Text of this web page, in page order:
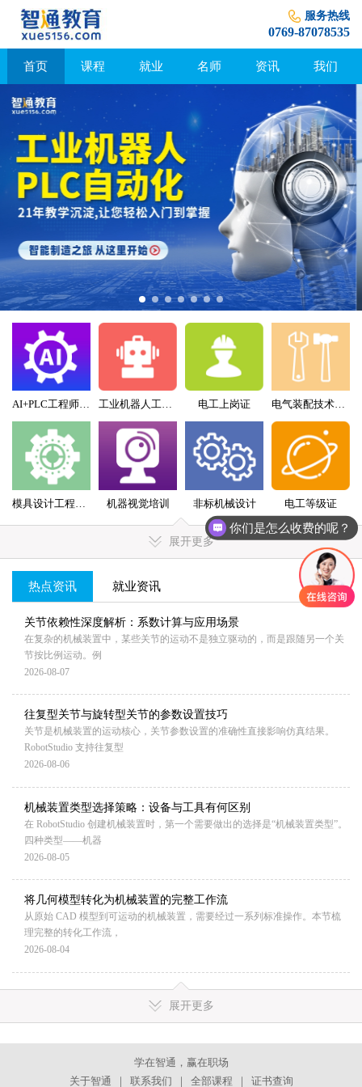
服务热线
0769-87078535
首页 课程 就业 名师 资讯 我们
AI+PLC工程师实战班 工业机器人工程师班 电工上岗证 电气装配技术员（配盘）特训班
机器视觉培训 非标机械设计 电工等级证
展开更多
MORE+
热点资讯 就业资讯
关节依赖性深度解析：系数计算与应用场景
在复杂的机械装置中，某些关节的运动不是独立驱动的，而是跟随另一个关
节按比例运动。例
2026-08-07
往复型关节与旋转型关节的参数设置技巧
关节是机械装置的运动核心，关节参数设置的准确性直接影响仿真结果。
RobotStudio 支持往复型
2026-08-06
机械装置类型选择策略：设备与工具有何区别
在 RobotStudio 创建机械装置时，第一个需要做出的选择是“机械装置类型”。
四种类型——机器
2026-08-05
将几何模型转化为机械装置的完整工作流
从原始 CAD 模型到可运动的机械装置，需要经过一系列标准操作。本节梳
理完整的转化工作流，
2026-08-04
展开更多
学在智通，赢在职场
关于智通
｜ 联系我们 ｜ 全部课程 ｜ 证书查询
你们是怎么收费的呢？